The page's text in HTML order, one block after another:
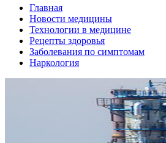
Главная
Новости медицины
Технологии в медицине
Рецепты здоровья
Заболевания по симптомам
Наркология